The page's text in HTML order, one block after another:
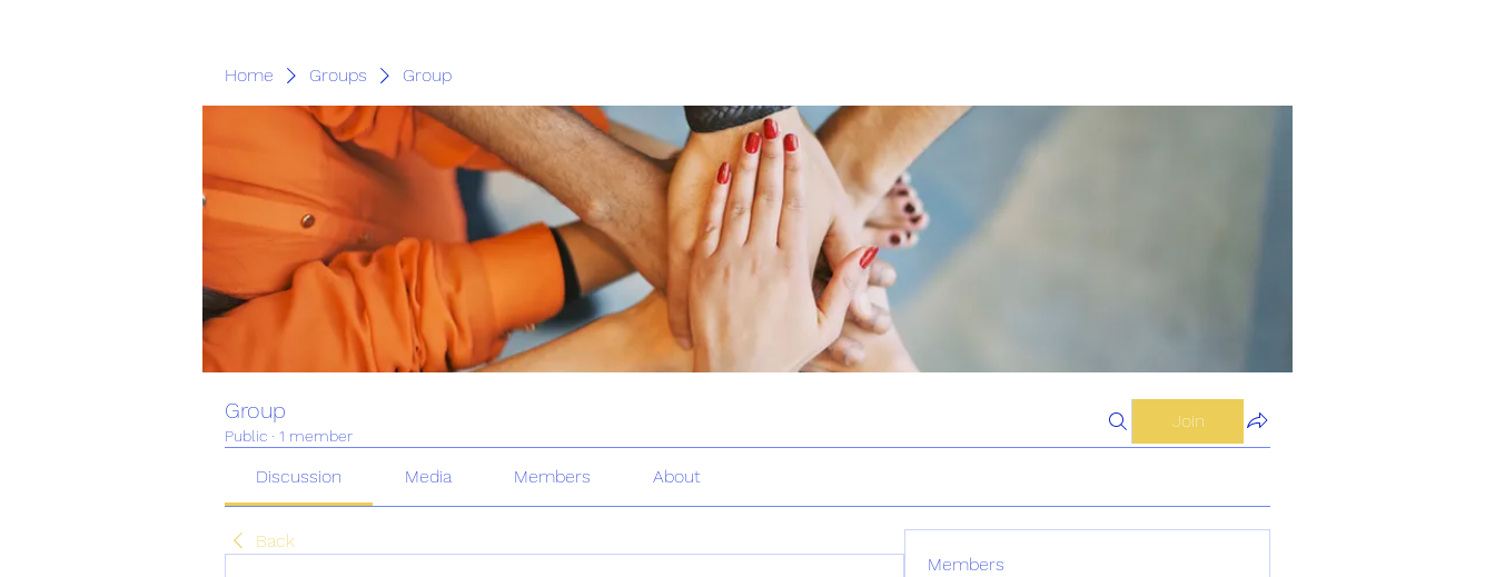
Home Groups Group
Group
Public · 1 member
Join
Discussion Media Members About
Back
Members